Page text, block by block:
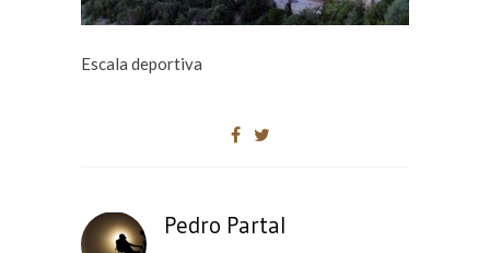
Escala deportiva
Pedro Partal